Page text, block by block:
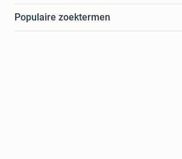
Populaire zoektermen